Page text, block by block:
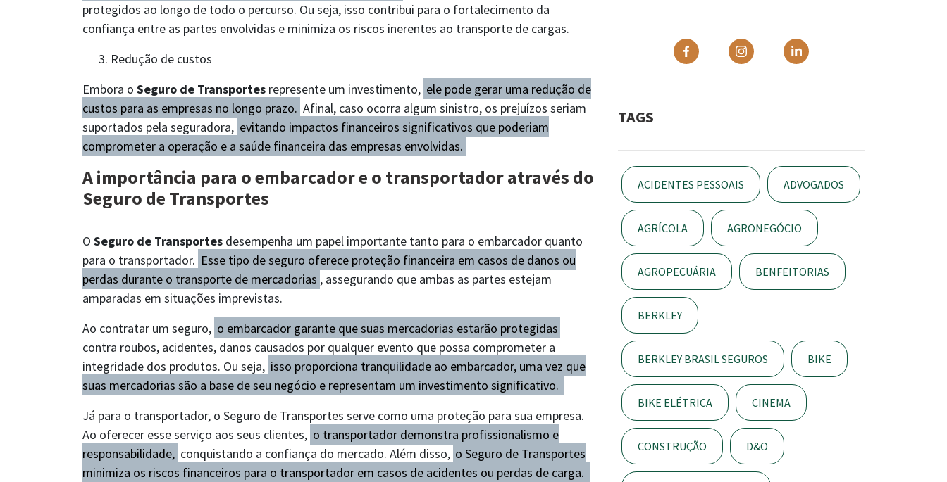
protegidos ao longo de todo o percurso. Ou seja, isso contribui para o fortalecimento da
confiança entre as partes envolvidas e minimiza os riscos inerentes ao transporte de cargas.
Redução de custos
Embora o Seguro de Transportes represente um investimento, ele pode gerar uma redução de
custos para as empresas no longo prazo. Afinal, caso ocorra algum sinistro, os prejuízos seriam
suportados pela seguradora, evitando impactos financeiros significativos que poderiam
comprometer a operação e a saúde financeira das empresas envolvidas.
A importância para o embarcador e o transportador através do
Seguro de Transportes
O Seguro de Transportes desempenha um papel importante tanto para o embarcador quanto
para o transportador. Esse tipo de seguro oferece proteção financeira em casos de danos ou
perdas durante o transporte de mercadorias , assegurando que ambas as partes estejam
amparadas em situações imprevistas.
Ao contratar um seguro, o embarcador garante que suas mercadorias estarão protegidas
contra roubos, acidentes, danos causados por qualquer evento que possa comprometer a
integridade dos produtos. Ou seja, isso proporciona tranquilidade ao embarcador, uma vez que
suas mercadorias são a base de seu negócio e representam um investimento significativo.
Já para o transportador, o Seguro de Transportes serve como uma proteção para sua empresa.
Ao oferecer esse serviço aos seus clientes, o transportador demonstra profissionalismo e
responsabilidade, conquistando a confiança do mercado. Além disso, o Seguro de Transportes
minimiza os riscos financeiros para o transportador em casos de acidentes ou perdas de carga.
TAGS
ACIDENTES PESSOAIS ADVOGADOS
AGRÍCOLA AGRONEGÓCIO
AGROPECUÁRIA BENFEITORIAS
BERKLEY
BERKLEY BRASIL SEGUROS BIKE
BIKE ELÉTRICA CINEMA
CONSTRUÇÃO D&O